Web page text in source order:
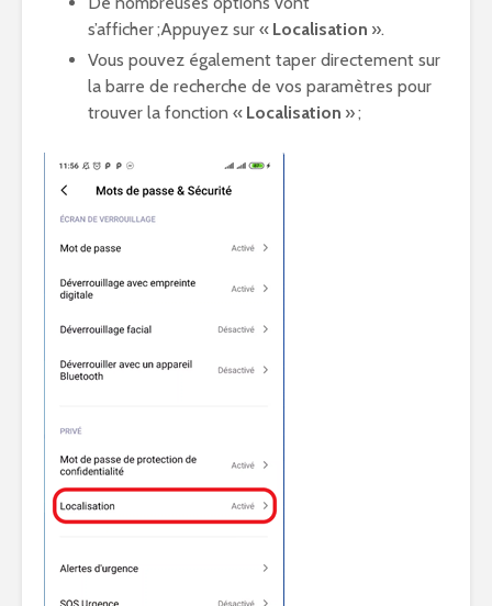
s’afficher ;Appuyez sur « Localisation ».
Vous pouvez également taper directement sur
la barre de recherche de vos paramètres pour
trouver la fonction « Localisation » ;